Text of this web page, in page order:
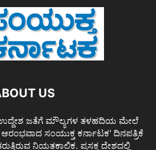
US
ಉದ್ದೇಶ ಜತೆಗೆ ಮೌಲ್ಯಗಳ ತಳಹದಿಯ ಮೇಲೆ
ಆರಂಭವಾದ ಸಂಯುಕ್ತ ಕರ್ನಾಟಕ' ದಿನಪತ್ರಿಕೆ
ನಿಯತಕಾಲಿಕ. ಪ್ರಸಕ್ತ ದೇಶದಲ್ಲಿ